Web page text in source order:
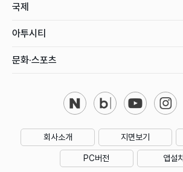
국제
아투시티
문화·스포츠
회사소개 지면보기
PC버전 앱설치